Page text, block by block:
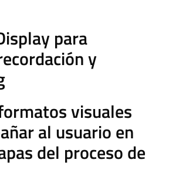
para
y
visuales
al usuario en
del proceso de